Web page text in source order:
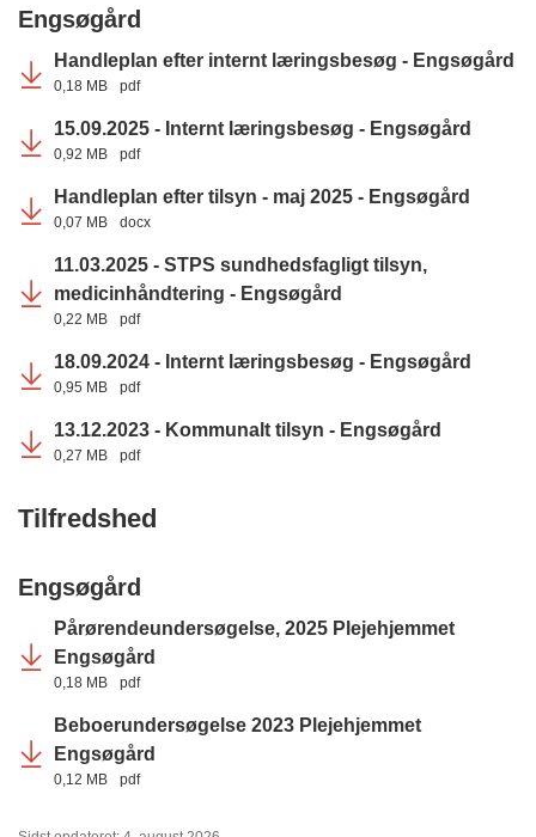
Engsøgård
Handleplan efter internt læringsbesøg - Engsøgård
0,18 MB pdf
15.09.2025 - Internt læringsbesøg - Engsøgård
0,92 MB pdf
Handleplan efter tilsyn - maj 2025 - Engsøgård
0,07 MB docx
11.03.2025 - STPS sundhedsfagligt tilsyn,
medicinhåndtering - Engsøgård
0,22 MB pdf
18.09.2024 - Internt læringsbesøg - Engsøgård
0,95 MB pdf
13.12.2023 - Kommunalt tilsyn - Engsøgård
0,27 MB pdf
Tilfredshed
Engsøgård
Pårørendeundersøgelse, 2025 Plejehjemmet
Engsøgård
0,18 MB pdf
Beboerundersøgelse 2023 Plejehjemmet
Engsøgård
0,12 MB pdf